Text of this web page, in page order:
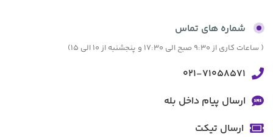
شماره های تماس
( ساعات کاری از 9:30 صبح الی 17:30 و پنجشنبه از 10 الی 15)
021-71058571
ارسال پیام داخل بله
ارسال تیکت